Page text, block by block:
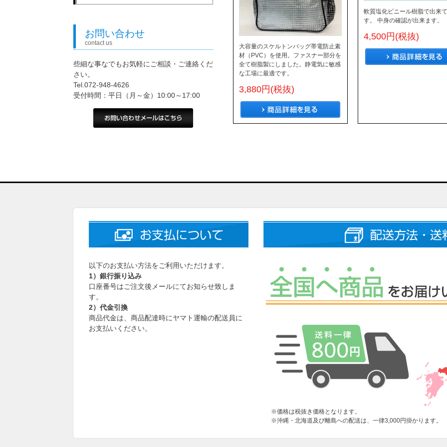
大容量のスケルトンバッグ帯電防止素
材（PVC）を使用。ファスナー部分を
全て樹脂製にしました。静電気に敏感
な工場に最適です。
3,880円(税抜)
軟質塩化ビニール樹脂で出来
す。 中身の確認が出来ます。
4,500円(税抜)
お問い合わせ
contact us
些細な事なでもお気軽にご相談・ご連絡くだ
さい。
Tel.072-948-4626
受付時間：平日（月～金）10:00～17:00
以下のお支払い方法をご利用いただけます。
1）銀行振り込み
口座番号はご注文後メールにてお知らせ致しま
す。
2）代金引換
商品代金は、商品配達時にヤマト運輸の配送員に
お支払いください。
※価格は税抜き価格となります。
※沖縄・北海道及び離島への配送は、一律3,000円掛かります。